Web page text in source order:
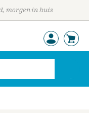
morgen in huis